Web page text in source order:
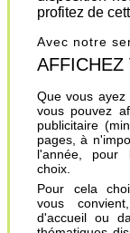
profitez de
Avec notre
Que vous ayez
vous pouvez
publicitaire
pages, à
l'année,
choix.
Pour cela
vous
d'accueil ou